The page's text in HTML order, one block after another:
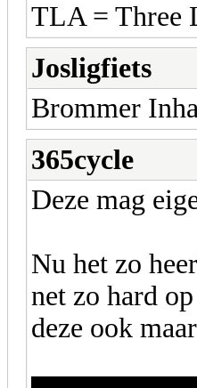
TLA = Three
Josligfiets
Brommer
365cycle
Deze mag
Nu het zo
net zo hard
deze ook